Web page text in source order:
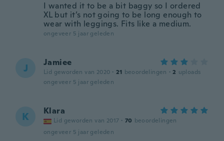
I wanted it to be a bit baggy so I ordered
XL but it’s not going to be long enough to
wear with leggings. Fits like a medium.
ongeveer 5 jaar geleden
J Jamiee
Lid geworden van 2020 · 21 beoordelingen · 2 uploads
ongeveer 5 jaar geleden
K Klara
Lid geworden van 2017 · 70 beoordelingen
ongeveer 5 jaar geleden